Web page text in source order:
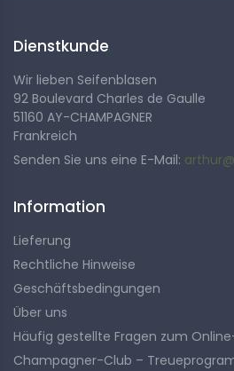
Jeder Flakon spiegelt eine starke
Dienstkunde
Wir lieben Seifenblasen
92 Boulevard Charles de Gaulle
51160 AY-CHAMPAGNER
Frankreich
Senden Sie uns eine E-Mail:
Information
Lieferung
Rechtliche Hinweise
Geschäftsbedingungen
Über uns
Häufig gestellte Fragen zum
Champagner-Club –